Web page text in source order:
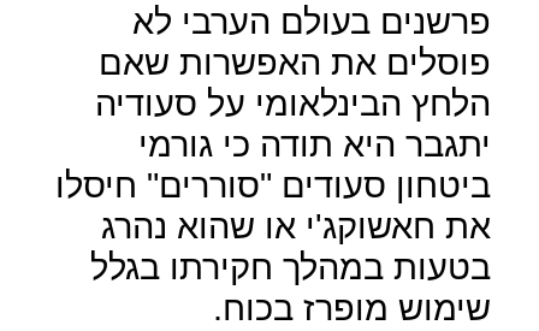
פרשנים בעולם הערבי לא
פוסלים את האפשרות שאם
הלחץ הבינלאומי על סעודיה
יתגבר היא תודה כי גורמי
ביטחון סעודים "סוררים" חיסלו
את חאשוקג'י או שהוא נהרג
בטעות במהלך חקירתו בגלל
שימוש מופרז בכוח.